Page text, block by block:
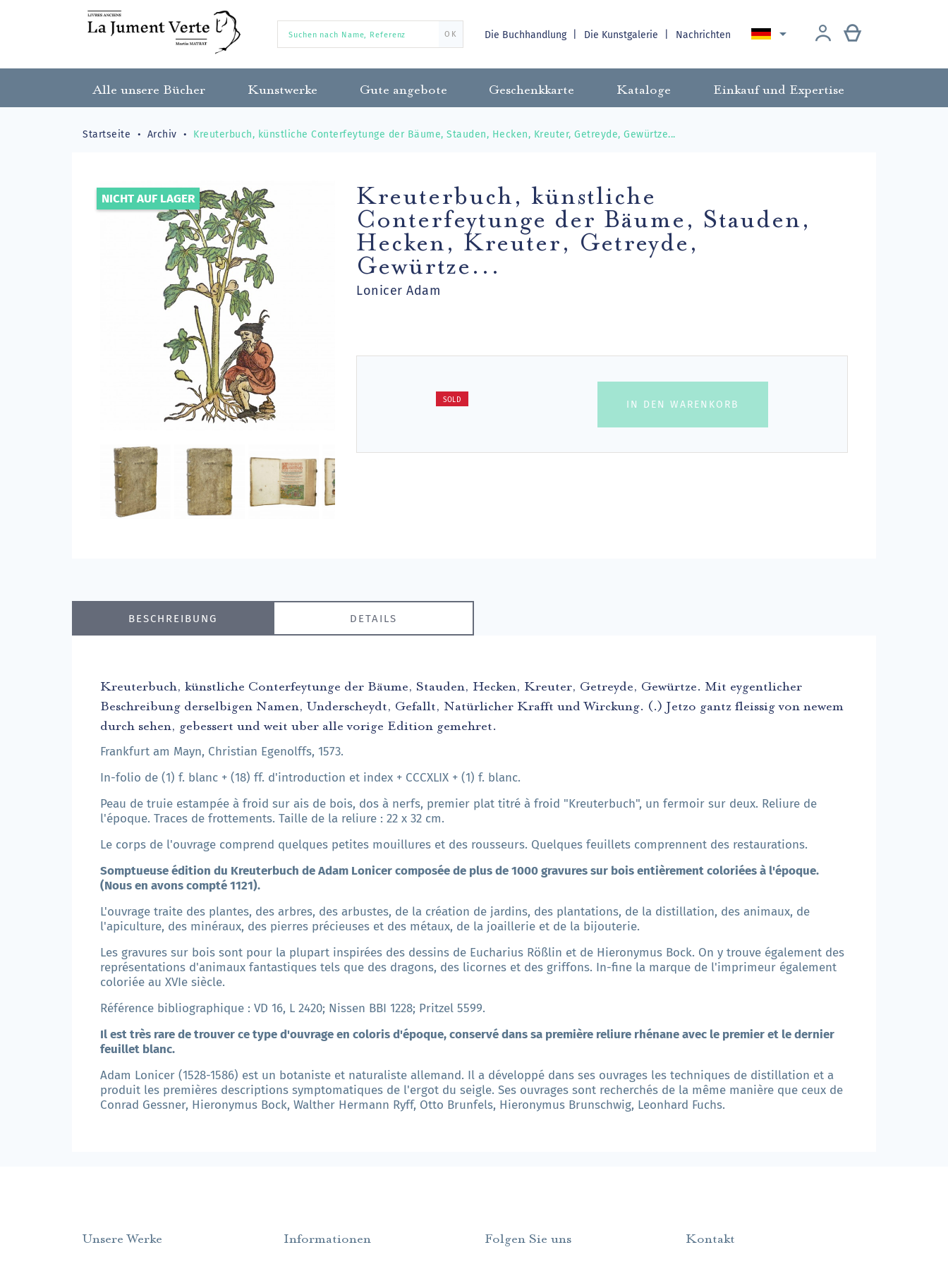
OK Die Buchhandlung Die Kunstgalerie Nachrichten 
Alle unsere Bücher Kunstwerke Gute angebote Geschenkkarte Kataloge Einkauf und Expertise
Startseite Archiv Kreuterbuch, künstliche Conterfeytunge der Bäume, Stauden, Hecken, Kreuter, Getreyde, Gewürtze...
NICHT AUF LAGER Kreuterbuch, künstliche
Conterfeytunge der Bäume, Stauden,
Hecken, Kreuter, Getreyde,
Gewürtze...
Lonicer Adam
SOLD IN DEN WARENKORB
BESCHREIBUNG DETAILS
Kreuterbuch, künstliche Conterfeytunge der Bäume, Stauden, Hecken, Kreuter, Getreyde, Gewürtze. Mit eygentlicher
Beschreibung derselbigen Namen, Underscheydt, Gefallt, Natürlicher Krafft und Wirckung. (.) Jetzo gantz fleissig von newem
durch sehen, gebessert und weit uber alle vorige Edition gemehret.
Frankfurt am Mayn, Christian Egenolffs, 1573.
In-folio de (1) f. blanc + (18) ff. d'introduction et index + CCCXLIX + (1) f. blanc.
Peau de truie estampée à froid sur ais de bois, dos à nerfs, premier plat titré à froid "Kreuterbuch", un fermoir sur deux. Reliure de
l'époque. Traces de frottements. Taille de la reliure : 22 x 32 cm.
Le corps de l'ouvrage comprend quelques petites mouillures et des rousseurs. Quelques feuillets comprennent des restaurations.
Somptueuse édition du Kreuterbuch de Adam Lonicer composée de plus de 1000 gravures sur bois entièrement coloriées à l'époque.
(Nous en avons compté 1121).
L'ouvrage traite des plantes, des arbres, des arbustes, de la création de jardins, des plantations, de la distillation, des animaux, de
l'apiculture, des minéraux, des pierres précieuses et des métaux, de la joaillerie et de la bijouterie.
Les gravures sur bois sont pour la plupart inspirées des dessins de Eucharius Rößlin et de Hieronymus Bock. On y trouve également des
représentations d'animaux fantastiques tels que des dragons, des licornes et des griffons. In-fine la marque de l'imprimeur également
coloriée au XVIe siècle.
Référence bibliographique : VD 16, L 2420; Nissen BBI 1228; Pritzel 5599.
Il est très rare de trouver ce type d'ouvrage en coloris d'époque, conservé dans sa première reliure rhénane avec le premier et le dernier
feuillet blanc.
Adam Lonicer (1528-1586) est un botaniste et naturaliste allemand. Il a développé dans ses ouvrages les techniques de distillation et a
produit les premières descriptions symptomatiques de l'ergot du seigle. Ses ouvrages sont recherchés de la même manière que ceux de
Conrad Gessner, Hieronymus Bock, Walther Hermann Ryff, Otto Brunfels, Hieronymus Brunschwig, Leonhard Fuchs.
Unsere Werke Informationen Folgen Sie uns Kontakt